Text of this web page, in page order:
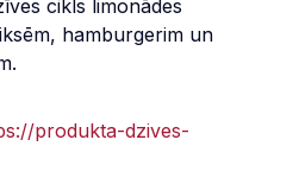
cikls limonādes
hamburgerim un
produkta-dzives-